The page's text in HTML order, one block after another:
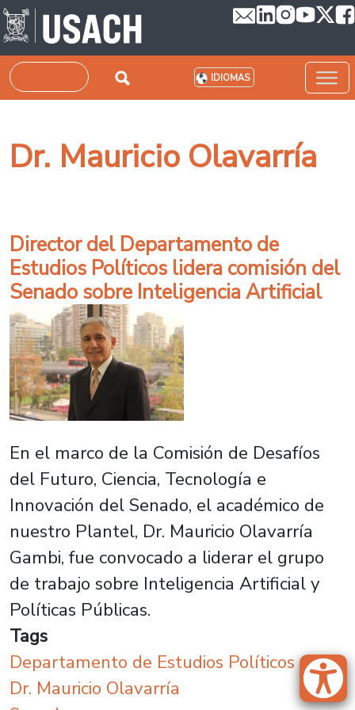
Pasar al contenido principal
Buscar IDIOMAS
Dr. Mauricio Olavarría
Director del Departamento de
Estudios Políticos lidera comisión del
Senado sobre Inteligencia Artificial
En el marco de la Comisión de Desafíos
del Futuro, Ciencia, Tecnología e
Innovación del Senado, el académico de
nuestro Plantel, Dr. Mauricio Olavarría
Gambi, fue convocado a liderar el grupo
de trabajo sobre Inteligencia Artificial y
Políticas Públicas.
Tags
Departamento de Estudios Políticos
Dr. Mauricio Olavarría